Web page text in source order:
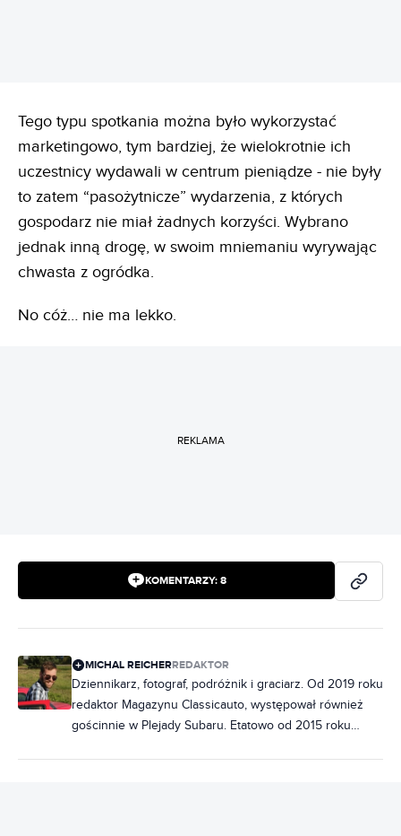
Tego typu spotkania można było wykorzystać
marketingowo, tym bardziej, że wielokrotnie ich
uczestnicy wydawali w centrum pieniądze - nie były
to zatem “pasożytnicze” wydarzenia, z których
gospodarz nie miał żadnych korzyści. Wybrano
jednak inną drogę, w swoim mniemaniu wyrywając
chwasta z ogródka.
No cóż… nie ma lekko.
REKLAMA
KOMENTARZY: 8
MICHAL REICHERREDAKTOR
Dziennikarz, fotograf, podróżnik i graciarz. Od 2019 roku
redaktor Magazynu Classicauto, występował również
gościnnie w Plejady Subaru. Etatowo od 2015 roku